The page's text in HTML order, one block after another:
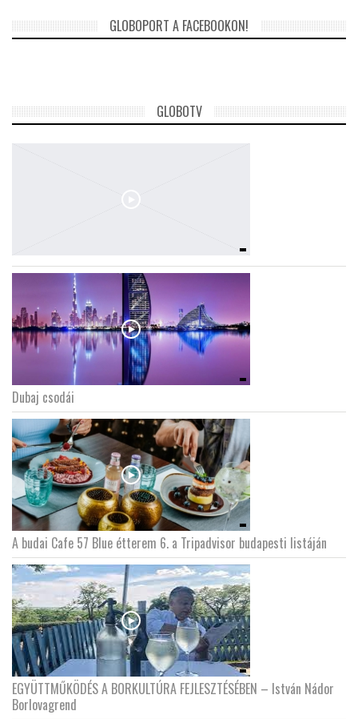
GLOBOPORT A FACEBOOKON!
GLOBOTV
Dubaj csodái
A budai Cafe 57 Blue étterem 6. a Tripadvisor budapesti listáján
EGYÜTTMŰKÖDÉS A BORKULTÚRA FEJLESZTÉSÉBEN – István Nádor
Borlovagrend